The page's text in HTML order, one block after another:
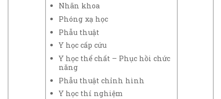
Nhãn khoa
Phóng xạ học
Phẫu thuật
Y học cấp cứu
Y học thể chất – Phục hồi chức
năng
Phẫu thuật chỉnh hình
Y học thí nghiệm